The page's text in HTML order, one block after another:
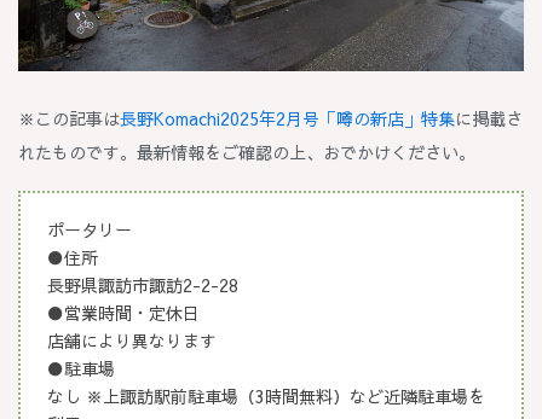
※この記事は長野Komachi2025年2月号「噂の新店」特集に掲載さ
れたものです。最新情報をご確認の上、おでかけください。
ポータリー
●住所
長野県諏訪市諏訪2-2-28
●営業時間・定休日
店舗により異なります
●駐車場
なし ※上諏訪駅前駐車場（3時間無料）など近隣駐車場を